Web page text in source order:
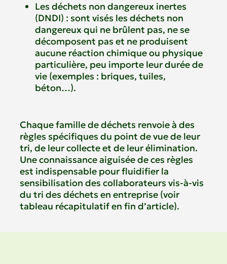
Les déchets non dangereux inertes
(DNDI) : sont visés les déchets non
dangereux qui ne brûlent pas, ne se
décomposent pas et ne produisent
aucune réaction chimique ou physique
particulière, peu importe leur durée de
vie (exemples : briques, tuiles,
béton…).
Chaque famille de déchets renvoie à des
règles spécifiques du point de vue de leur
tri, de leur collecte et de leur élimination.
Une connaissance aiguisée de ces règles
est indispensable pour fluidifier la
sensibilisation des collaborateurs vis-à-vis
du tri des déchets en entreprise (voir
tableau récapitulatif en fin d’article).